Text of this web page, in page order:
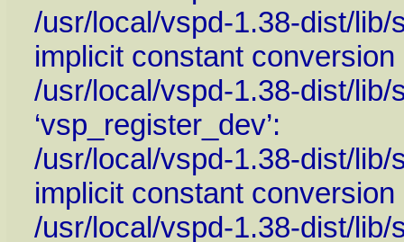
/usr/local/vspd-1.38-dist/
implicit constant conversion
/usr/local/vspd-1.38-dist/
‘vsp_register_dev’:
/usr/local/vspd-1.38-dist/
implicit constant conversion
/usr/local/vspd-1.38-dist/lib/